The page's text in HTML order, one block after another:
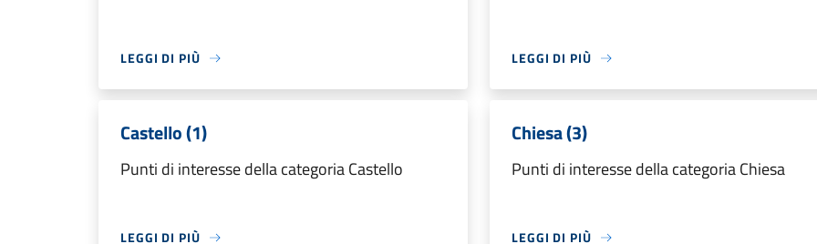
LEGGI DI PIÙ LEGGI DI PIÙ
Castello (1)
Punti di interesse della categoria Castello
LEGGI DI PIÙ
Chiesa (3)
Punti di interesse della categoria Chiesa
LEGGI DI PIÙ